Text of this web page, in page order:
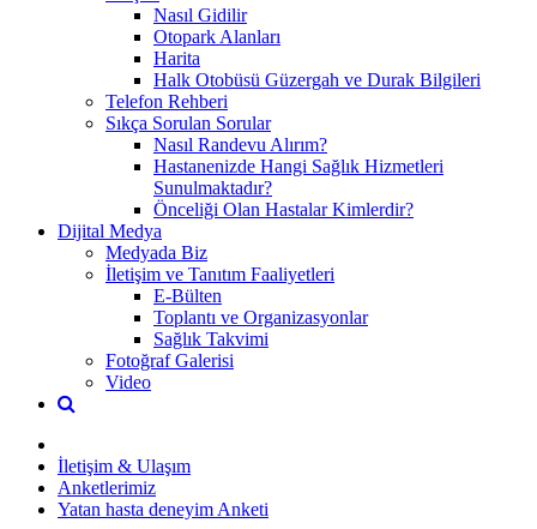
Nasıl Gidilir
Otopark Alanları
Harita
Halk Otobüsü Güzergah ve Durak Bilgileri
Telefon Rehberi
Sıkça Sorulan Sorular
Nasıl Randevu Alırım?
Hastanenizde Hangi Sağlık Hizmetleri
Sunulmaktadır?
Önceliği Olan Hastalar Kimlerdir?
Dijital Medya
Medyada Biz
İletişim ve Tanıtım Faaliyetleri
E-Bülten
Toplantı ve Organizasyonlar
Sağlık Takvimi
Fotoğraf Galerisi
Video
İletişim & Ulaşım
Anketlerimiz
Yatan hasta deneyim Anketi